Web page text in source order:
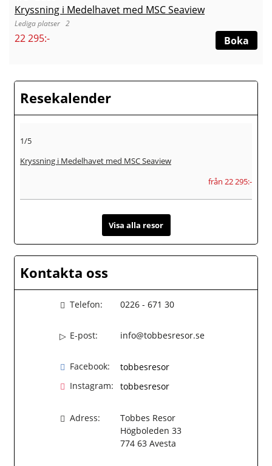
Kryssning i Medelhavet med MSC Seaview
2
22 295:- Boka
Resekalender
1/5
Kryssning i Medelhavet med MSC Seaview
från 22 295:-
Visa alla resor
Kontakta oss
Telefon: 0226 - 671 30
E-post: info@tobbesresor.se
Facebook:
tobbesresor
Instagram:
tobbesresor
Adress:
Tobbes Resor
Högboleden 33
774 63 Avesta